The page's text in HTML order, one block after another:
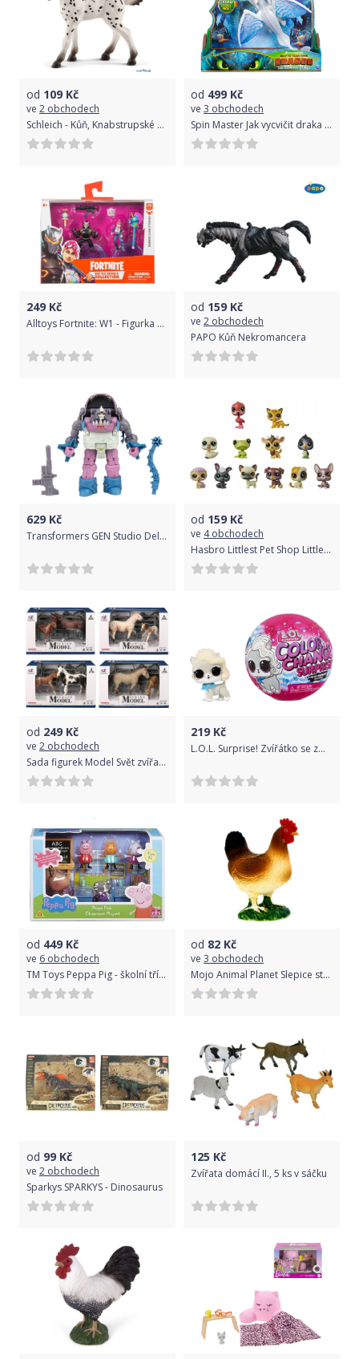
od 109 Kč
ve 2 obchodech
Schleich - Kůň, Knabstrupské hříbě
od 499 Kč
ve 3 obchodech
Spin Master Jak vycvičit draka 3 - Bleskoběska 28 cm
249 Kč
Alltoys Fortnite: W1 - Figurka 2 ks
od 159 Kč
ve 2 obchodech
PAPO Kůň Nekromancera
629 Kč
Transformers GEN Studio Deluxe - 86 Gnaw
od 159 Kč
ve 4 obchodech
Hasbro Littlest Pet Shop Littlest Pet Shop Útulný domeček
od 249 Kč
ve 2 obchodech
Sada figurek Model Svět zvířat 1 kůň+hříbě
219 Kč
L.O.L. Surprise! Zvířátko se změnou barvy
od 449 Kč
ve 6 obchodech
TM Toys Peppa Pig - školní třída + 5 figurek
od 82 Kč
ve 3 obchodech
Mojo Animal Planet Slepice stojící
od 99 Kč
ve 2 obchodech
Sparkys SPARKYS - Dinosaurus
125 Kč
Zvířata domácí II., 5 ks v sáčku